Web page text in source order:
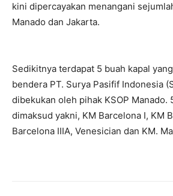
kini dipercayakan menangani
Manado dan Jakarta.
Sedikitnya terdapat 5 buah kapal
bendera PT. Surya Pasifif Indonesia
dibekukan oleh pihak KSOP Manado.
dimaksud yakni, KM Barcelona I, KM
Barcelona IIIA, Venesician dan KM.